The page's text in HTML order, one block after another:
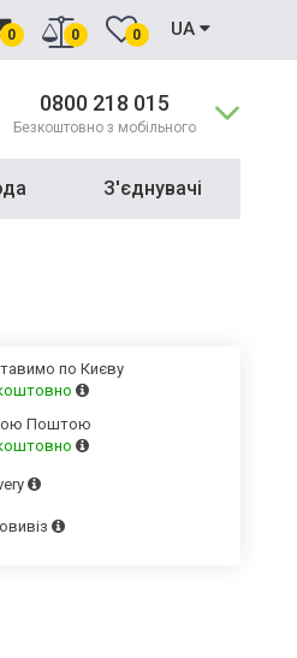
0 0 0 UA
0800 218 015
Безкоштовно з мобільного
З'єднувачі
по Києву
Поштою